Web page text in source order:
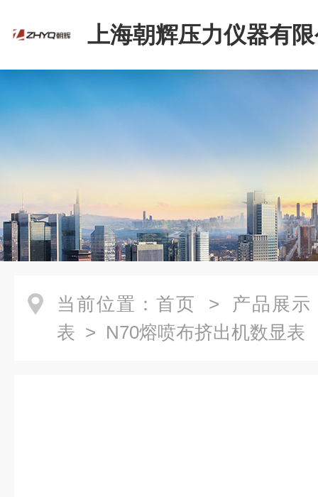
上海朝辉压力仪器有
当前位置： 首页 > 产品展示
表 > N70熔喷布挤出机数显表